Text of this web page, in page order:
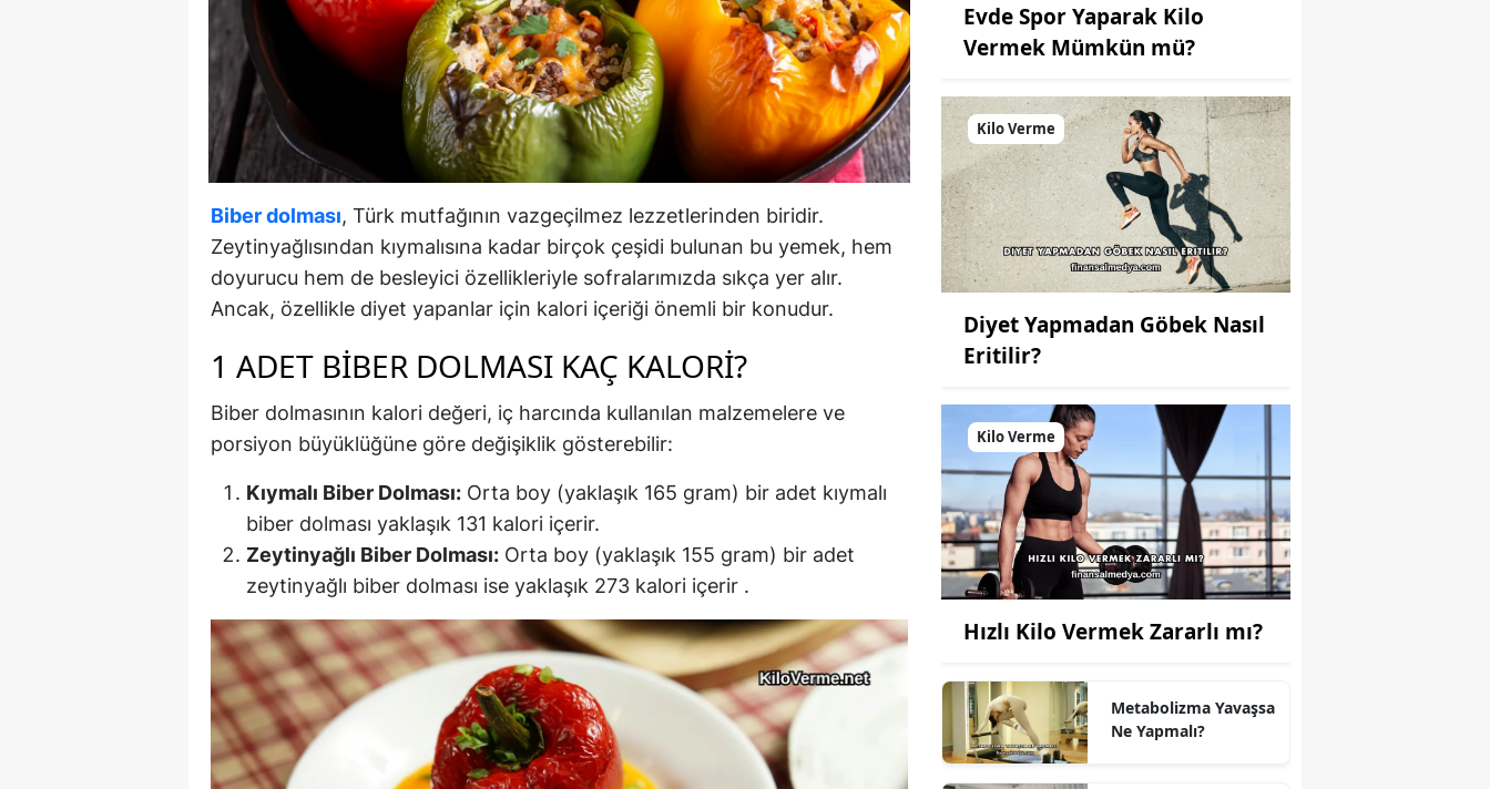
Biber dolması, Türk mutfağının vazgeçilmez lezzetlerinden biridir.
Zeytinyağlısından kıymalısına kadar birçok çeşidi bulunan bu yemek, hem
doyurucu hem de besleyici özellikleriyle sofralarımızda sıkça yer alır.
Ancak, özellikle diyet yapanlar için kalori içeriği önemli bir konudur.
1 ADET BIBER DOLMASI KAÇ KALORI?
Biber dolmasının kalori değeri, iç harcında kullanılan malzemelere ve
porsiyon büyüklüğüne göre değişiklik gösterebilir:
Kıymalı Biber Dolması: Orta boy (yaklaşık 165 gram) bir adet kıymalı
biber dolması yaklaşık 131 kalori içerir.
Zeytinyağlı Biber Dolması: Orta boy (yaklaşık 155 gram) bir adet
zeytinyağlı biber dolması ise yaklaşık 273 kalori içerir .
Evde Spor Yaparak Kilo
Vermek Mümkün mü?
Kilo Verme
Diyet Yapmadan Göbek Nasıl
Eritilir?
Kilo Verme
Hızlı Kilo Vermek Zararlı mı?
Metabolizma Yavaşsa
Ne Yapmalı?